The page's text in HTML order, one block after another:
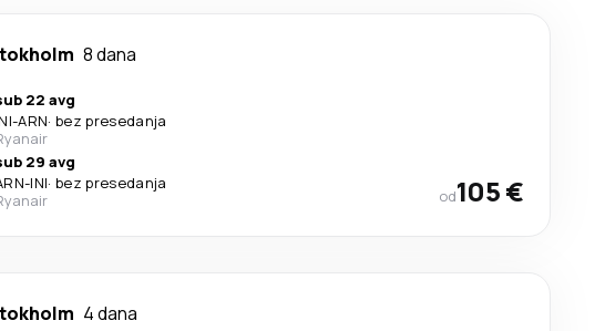
8 dana
22 avg
-ARN· bez presedanja
29 avg
-INI· bez presedanja
od105 €
4 dana